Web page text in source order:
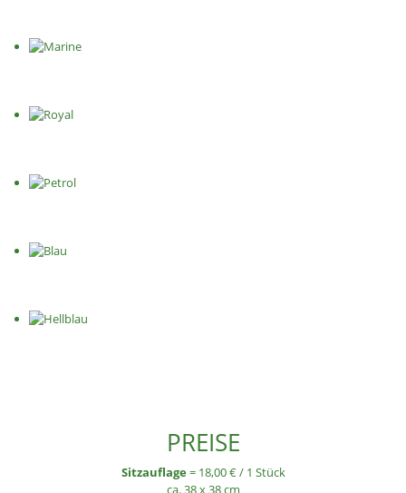
PREISE
Sitzauflage = 18,00 € / 1 Stück
ca. 38 x 38 cm